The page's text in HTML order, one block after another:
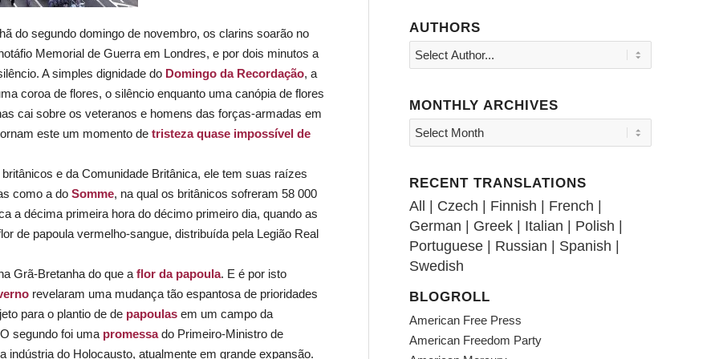
do segundo domingo de novembro, os clarins soarão no
Memorial de Guerra em Londres, e por dois minutos a
A simples dignidade do Domingo da Recordação, a
coroa de flores, o silêncio enquanto uma canópia de flores
cai sobre os veteranos e homens das forças-armadas em
este um momento de tristeza quase impossível de
e da Comunidade Britânica, ele tem suas raízes
como a do Somme, na qual os britânicos sofreram 58 000
a décima primeira hora do décimo primeiro dia, quando as
de papoula vermelho-sangue, distribuída pela Legião Real
Grã-Bretanha do que a flor da papoula. E é por isto
revelaram uma mudança tão espantosa de prioridades
para o plantio de de papoulasem um campo da
segundo foi uma promessa do Primeiro-Ministro de
do Holocausto, atualmente em grande expansão.
AUTHORS
MONTHLY ARCHIVES
RECENT TRANSLATIONS
All | Czech | Finnish | French |
German | Greek | Italian | Polish |
Portuguese | Russian | Spanish |
Swedish
BLOGROLL
American Free Press
American Freedom Party